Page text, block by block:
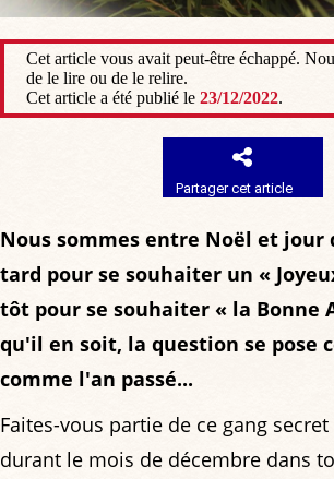
Cet article vous avait peut-être échappé.
de le lire ou de le relire.
Cet article a été publié le 23/12/2022.
Partager cet article
Nous sommes entre Noël et jour
tard pour se souhaiter un «
tôt pour se souhaiter « la Bonne
qu'il en soit, la question se pose
comme l'an passé...
Faites-vous partie de ce gang
durant le mois de décembre dans